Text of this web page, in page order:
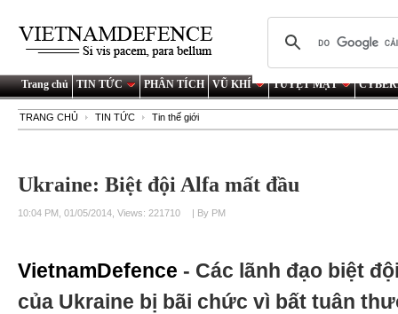
Trang chủ TIN TỨC PHÂN TÍCH VŨ KHÍ TUYỆT MẬT
TRANG CHỦ TIN TỨC Tin thế giới
Ukraine: Biệt đội Alfa mất đầu
10:04 PM, 01/05/2014, Views: 221710 | By PM
VietnamDefence - Các lãnh đạo biệt
của Ukraine bị bãi chức vì bất tuân